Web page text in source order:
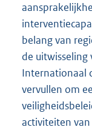
belang van
de uitwisseling
Internationaal
vervullen om
activiteiten